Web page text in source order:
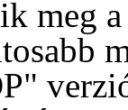
meg a